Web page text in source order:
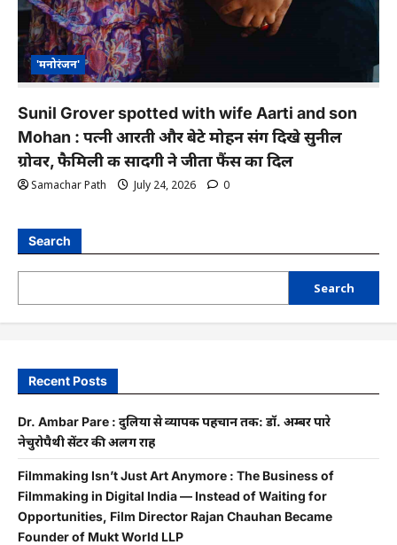
'मनोरंजन'
Sunil Grover spotted with wife Aarti and son
Mohan : पत्नी आरती और बेटे मोहन संग दिखे सुनील
ग्रोवर, फैमिली की सादगी ने जीता फैंस का दिल
Samachar Path July 24, 2026 0
Search
Search
Recent Posts
Dr. Ambar Pare : दुलिया से व्यापक पहचान तक: डॉ. अम्बर पारे
नेचुरोपैथी सेंटर की अलग राह
Filmmaking Isn’t Just Art Anymore : The Business of
Filmmaking in Digital India — Instead of Waiting for
Opportunities, Film Director Rajan Chauhan Became
Founder of Mukt World LLP